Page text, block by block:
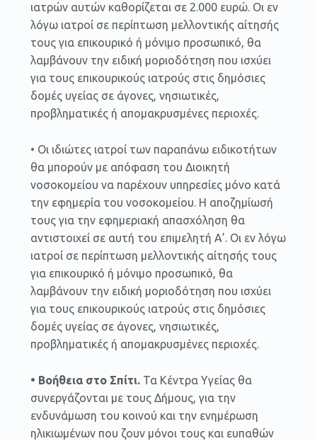
ιατρών αυτών καθορίζεται σε 2.000 ευρώ. Οι εν
λόγω ιατροί σε περίπτωση μελλοντικής αίτησής
τους για επικουρικό ή μόνιμο προσωπικό, θα
λαμβάνουν την ειδική μοριοδότηση που ισχύει
για τους επικουρικούς ιατρούς στις δημόσιες
δομές υγείας σε άγονες, νησιωτικές,
προβληματικές ή απομακρυσμένες περιοχές.
• Οι ιδιώτες ιατροί των παραπάνω ειδικοτήτων
θα μπορούν με απόφαση του Διοικητή
νοσοκομείου να παρέχουν υπηρεσίες μόνο κατά
την εφημερία του νοσοκομείου. Η αποζημίωσή
τους για την εφημεριακή απασχόληση θα
αντιστοιχεί σε αυτή του επιμελητή Α’. Οι εν λόγω
ιατροί σε περίπτωση μελλοντικής αίτησής τους
για επικουρικό ή μόνιμο προσωπικό, θα
λαμβάνουν την ειδική μοριοδότηση που ισχύει
για τους επικουρικούς ιατρούς στις δημόσιες
δομές υγείας σε άγονες, νησιωτικές,
προβληματικές ή απομακρυσμένες περιοχές.
• Βοήθεια στο Σπίτι. Τα Κέντρα Υγείας θα
συνεργάζονται με τους Δήμους, για την
ενδυνάμωση του κοινού και την ενημέρωση
ηλικιωμένων που ζουν μόνοι τους και ευπαθών